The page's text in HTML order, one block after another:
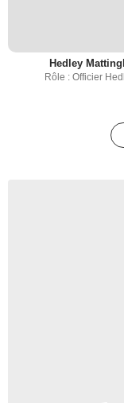
Hedley
Rôle : Officier